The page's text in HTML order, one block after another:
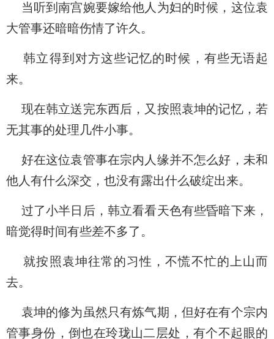
当听到南宫婉要嫁给他人为妇的时候，这位袁
大管事还暗暗伤情了许久。
韩立得到对方这些记忆的时候，有些无语起
来。
现在韩立送完东西后，又按照袁坤的记忆，若
无其事的处理几件小事。
好在这位袁管事在宗内人缘并不怎么好，未和
他人有什么深交，也没有露出什么破绽出来。
过了小半日后，韩立看看天色有些昏暗下来，
暗觉得时间有些差不多了。
就按照袁坤往常的习性，不慌不忙的上山而
去。
袁坤的修为虽然只有炼气期，但好在有个宗内
管事身份，倒也在玲珑山二层处，有个不起眼的